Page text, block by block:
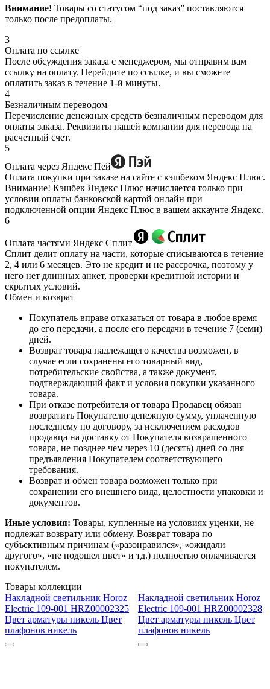
Внимание! Товары со статусом “под заказ” поставляются
только после предоплаты.
3
Оплата по ссылке
После обсуждения заказа с менеджером, мы отправим вам
ссылку на оплату. Перейдите по ссылке, и вы сможете
оплатить заказ в течение 1-й минуты.
4
Безналичным переводом
Перечисление денежных средств безналичным переводом для
оплаты заказа. Реквизиты нашей компании для перевода на
расчетный счет.
5
Оплата через Яндекс Пей
Оплата покупки при заказе на сайте с кэшбеком Яндекс Плюс.
Внимание! Кэшбек Яндекс Плюс начисляется только при
условии оплаты банковской картой онлайн при
подключенной опции Яндекс Плюс в вашем аккаунте Яндекс.
6
Оплата частями Яндекс Сплит
Сплит делит оплату на части, которые списываются в течение
2, 4 или 6 месяцев. Это не кредит и не рассрочка, поэтому у
него нет длинных анкет, проверки кредитной истории и
скрытых условий.
Обмен и возврат
Покупатель вправе отказаться от товара в любое время
до его передачи, а после его передачи в течение 7 (семи)
дней.
Возврат товара надлежащего качества возможен, в
случае если сохранены его товарный вид,
потребительские свойства, а также документ,
подтверждающий факт и условия покупки указанного
товара.
При отказе потребителя от товара Продавец обязан
возвратить Покупателю денежную сумму, уплаченную
последнему по договору, за исключением расходов
продавца на доставку от Покупателя возвращенного
товара, не позднее чем через 10 (десять) дней со дня
предъявления Покупателем соответствующего
требования.
Возврат и обмен товара возможен только при
сохранении его внешнего вида, целостности упаковки и
документов.
Иные условия: Товары, купленные на условиях уценки, не
подлежат возврату или обмену. Возврат товара по
субъективным причинам («разонравился», «ожидали
другого», «не подошел цвет» и тд.) полностью оплачивается
покупателем.
Товары коллекции
Накладной светильник Horoz
Electric 109-001 HRZ00002325
Цвет арматуры никель Цвет
плафонов никель
Накладной светильник Horoz
Electric 109-001 HRZ00002328
Цвет арматуры никель Цвет
плафонов никель